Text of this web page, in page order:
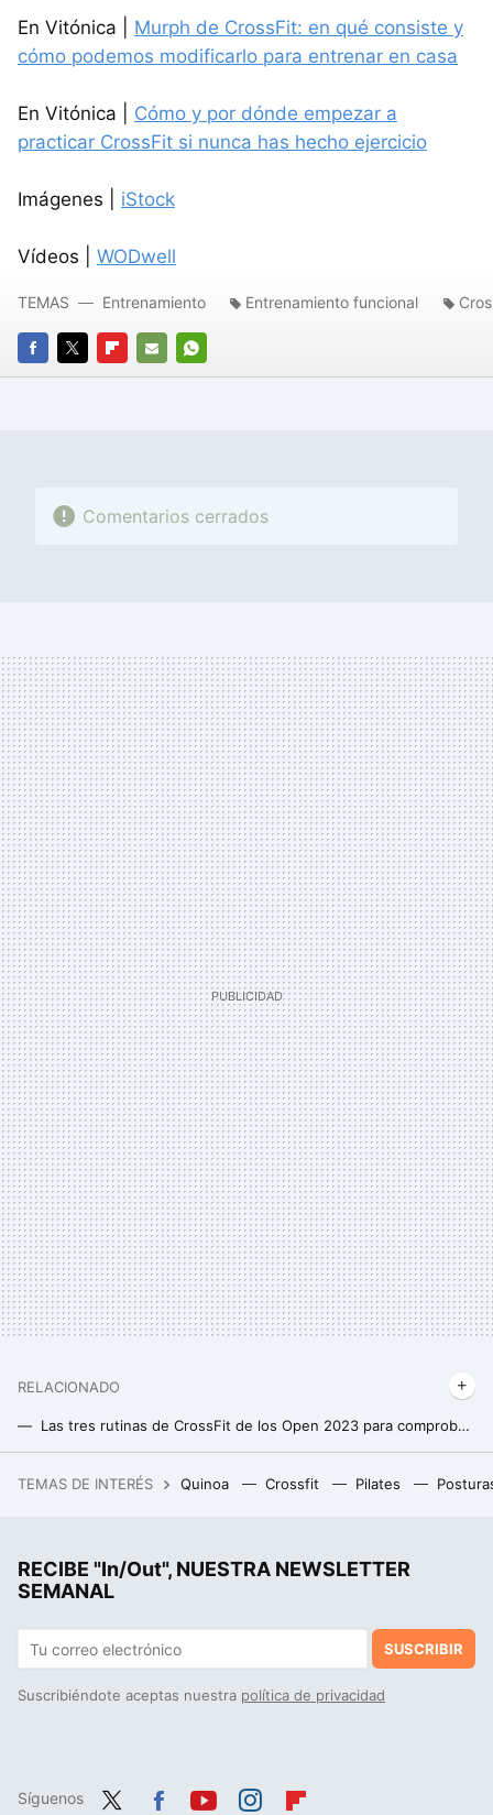
En Vitónica | Murph de CrossFit: en qué consiste y
cómo podemos modificarlo para entrenar en casa
En Vitónica | Cómo y por dónde empezar a
practicar CrossFit si nunca has hecho ejercicio
Imágenes | iStock
Vídeos | WODwell
FACEBOOK
TWITTERFLIPBOARD
E-
WHATSAPP
TEMAS Entrenamiento Entrenamiento funcional
Comentarios cerrados
RELACIONADO
Las tres rutinas de CrossFit de los Open 2023 para comprobar en qué estado de forma te encuentras en 2024
TEMAS DE INTERÉS Quinoa Crossfit Pilates
RECIBE "In/Out", NUESTRA NEWSLETTER
SEMANAL
SUSCRIBIR
Suscribiéndote aceptas nuestra política de privacidad
Síguenos